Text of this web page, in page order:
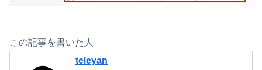
この記事を書いた人
teleyan